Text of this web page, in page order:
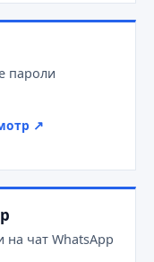
пароли
↗
на чат WhatsApp